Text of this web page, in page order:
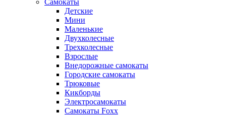
Самокаты
Детские
Мини
Маленькие
Двухколесные
Трехколесные
Взрослые
Внедорожные самокаты
Городские самокаты
Трюковые
Кикборды
Электросамокаты
Самокаты Foxx